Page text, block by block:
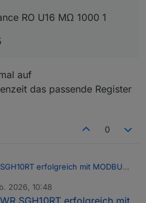
RO U16 MΩ 1000 1
auf
das passende Register
0
erfolgreich mit MODBUS
-> Isolationswiderstand
2026, 10:48
SGH10RT erfolgreich mit